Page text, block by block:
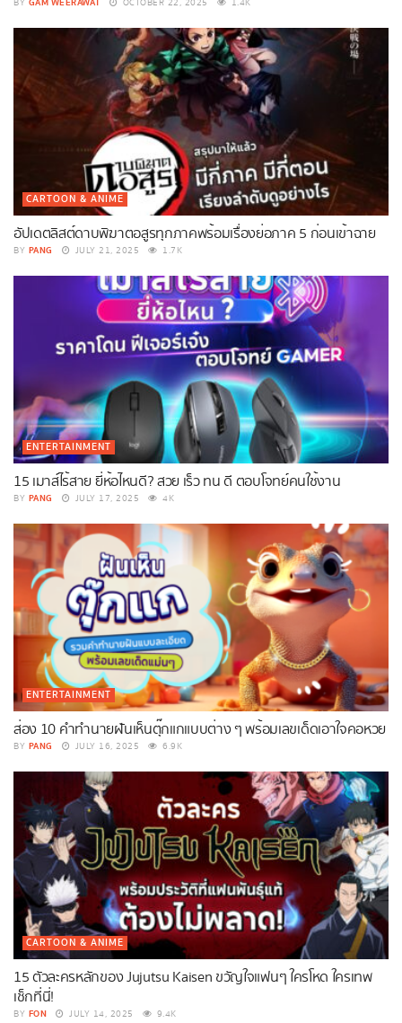
BY OCTOBER 22, 2025 1.4K
CARTOON & ANIME
อัปเดตลิสต์ดาบพิฆาตอสูรทุกภาคพร้อมเรื่องย่อภาค 5 ก่อนเข้าฉาย
BY PANG JULY 21, 2025 1.7K
ENTERTAINMENT
15 เมาส์ไร้สาย ยี่ห้อไหนดี? สวย เร็ว ทน ดี ตอบโจทย์คนใช้งาน
BY PANG JULY 17, 2025 4K
ENTERTAINMENT
ส่อง 10 คำทำนายฝันเห็นตุ๊กแกแบบต่าง ๆ พร้อมเลขเด็ดเอาใจคอหวย
BY PANG JULY 16, 2025 6.9K
CARTOON & ANIME
15 ตัวละครหลักของ Jujutsu Kaisen ขวัญใจแฟนๆ ใครโหด ใครเทพ
เช็กที่นี่!
BY FON JULY 14, 2025 9.4K